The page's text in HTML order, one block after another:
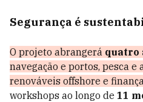
Segurança é
O projeto abrangerá quatro
navegação e portos, pesca
renováveis offshore e
workshops ao longo de 11